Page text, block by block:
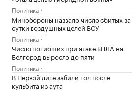
Политика
Минобороны назвало число сбитых за
сутки воздушных целей ВСУ
Политика
Число погибших при атаке БПЛА на
Белгород выросло до пяти
Политика
В Первой лиге забили гол после
кульбита из аута